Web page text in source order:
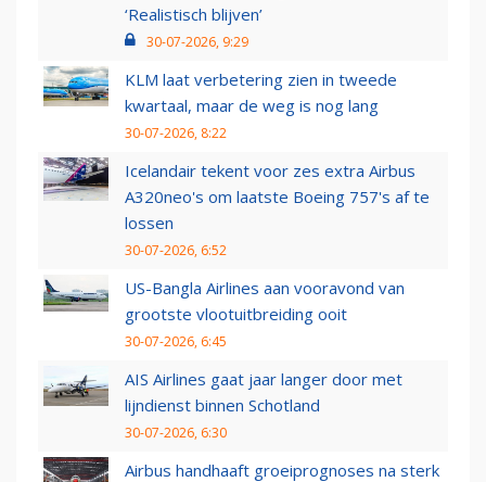
‘Realistisch blijven’
30-07-2026, 9:29
KLM laat verbetering zien in tweede
kwartaal, maar de weg is nog lang
30-07-2026, 8:22
Icelandair tekent voor zes extra Airbus
A320neo's om laatste Boeing 757's af te
lossen
30-07-2026, 6:52
US-Bangla Airlines aan vooravond van
grootste vlootuitbreiding ooit
30-07-2026, 6:45
AIS Airlines gaat jaar langer door met
lijndienst binnen Schotland
30-07-2026, 6:30
Airbus handhaaft groeiprognoses na sterk